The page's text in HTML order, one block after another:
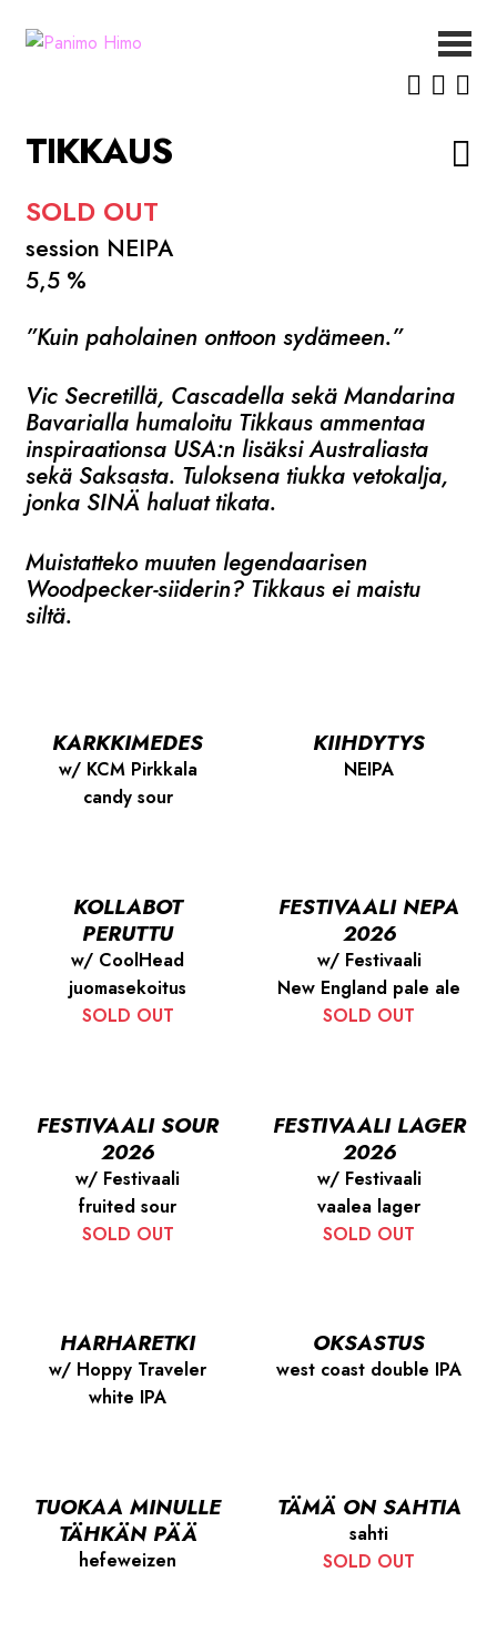
Siirry
Siirry
OLUET
MEISTÄ
YHTEYSTIEDOT
TIKKAUS
SOLD OUT
session NEIPA
5,5 %
”Kuin paholainen onttoon sydämeen.”
Vic Secretillä, Cascadella sekä Mandarina
Bavarialla humaloitu Tikkaus ammentaa
inspiraationsa USA:n lisäksi Australiasta
sekä Saksasta. Tuloksena tiukka vetokalja,
jonka SINÄ haluat tikata.
Muistatteko muuten legendaarisen
Woodpecker-siiderin? Tikkaus ei maistu
siltä.
KARKKIMEDES
w/ KCM Pirkkala
candy sour
KIIHDYTYS
NEIPA
KOLLABOT
PERUTTU
w/ CoolHead
juomasekoitus
SOLD OUT
FESTIVAALI NEPA
2026
w/ Festivaali
New England pale ale
SOLD OUT
FESTIVAALI SOUR
2026
w/ Festivaali
fruited sour
SOLD OUT
FESTIVAALI LAGER
2026
w/ Festivaali
vaalea lager
SOLD OUT
HARHARETKI
w/ Hoppy Traveler
white IPA
OKSASTUS
west coast double IPA
TUOKAA MINULLE
TÄHKÄN PÄÄ
hefeweizen
TÄMÄ ON SAHTIA
sahti
SOLD OUT